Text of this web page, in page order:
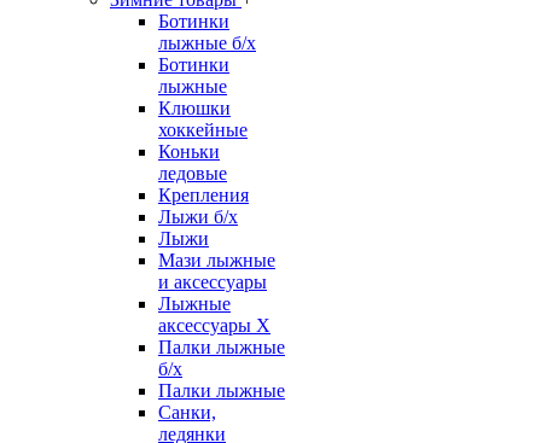
Ботинки
лыжные б/х
Ботинки
лыжные
Клюшки
хоккейные
Коньки
ледовые
Крепления
Лыжи б/х
Лыжи
Мази лыжные
и аксессуары
Лыжные
аксессуары Х
Палки лыжные
б/х
Палки лыжные
Санки,
ледянки